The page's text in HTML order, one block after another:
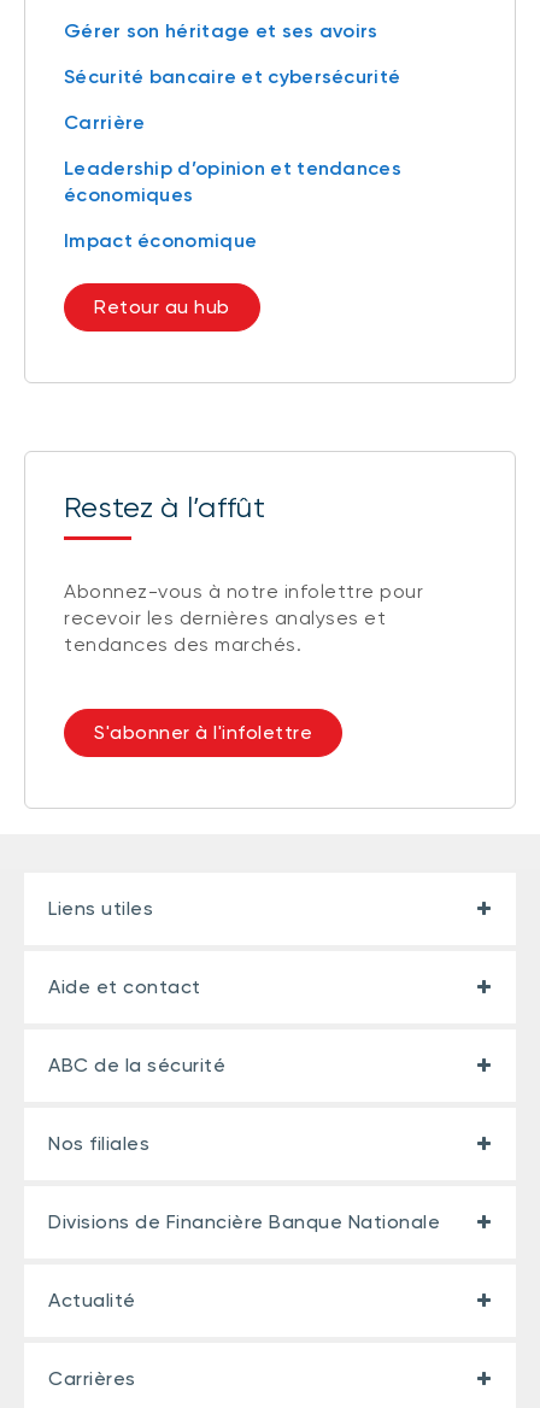
Gérer son héritage et ses avoirs
Sécurité bancaire et cybersécurité
Carrière
Leadership d’opinion et tendances
économiques
Impact économique
Retour au hub
Restez à l’affût
Abonnez-vous à notre infolettre pour
recevoir les dernières analyses et
tendances des marchés.
S'abonner à l'infolettre
Liens utiles
Aide et contact
ABC de la sécurité
Nos filiales
Divisions de Financière Banque Nationale
Actualité
Carrières